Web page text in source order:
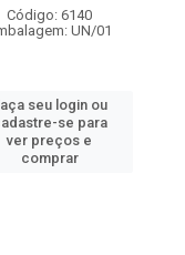
Código: 6140
UN/01
seu login ou
se para
ver preços e
comprar